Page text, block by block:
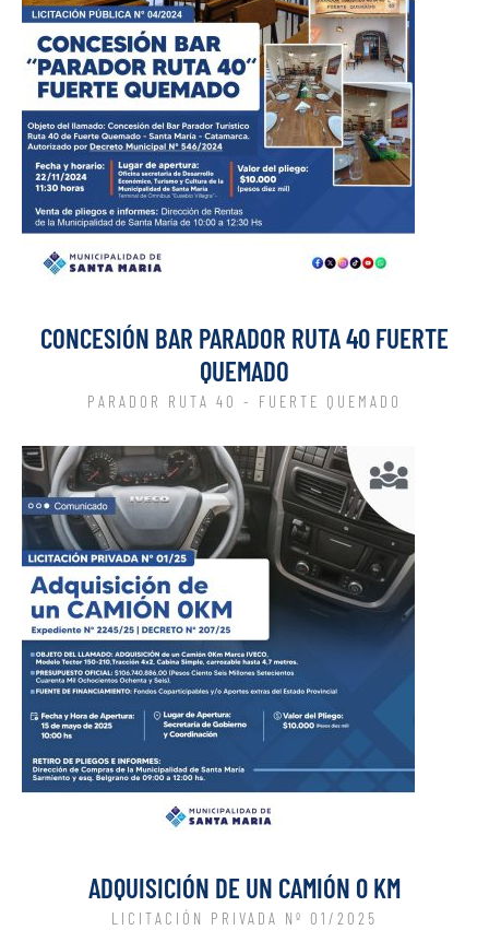
CONCESIÓN BAR PARADOR RUTA 40 FUERTE
QUEMADO
PARADOR RUTA 40 - FUERTE QUEMADO
ADQUISICIÓN DE UN CAMIÓN 0 KM
LICITACIÓN PRIVADA Nº 01/2025